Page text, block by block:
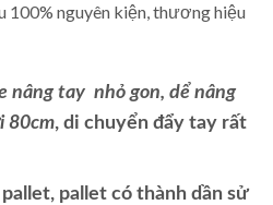
100% nguyên kiện, thương hiệu
nâng tay nhỏ gon, dể nâng
80cm, di chuyển đẩy tay rất
pallet có thành dần sử